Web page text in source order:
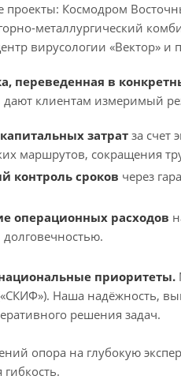
проекты: Космодром
металлургический
вирусологии «Вектор» и
переведенная в
клиентам измеримый
затратза счет
маршрутов, сокращения
контроль сроков через
операционных расходов
приоритеты.
Наша надёжность,
решения задач.
опора на глубокую
гибкость.